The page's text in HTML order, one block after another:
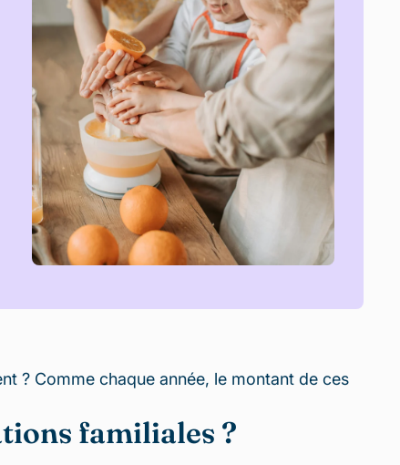
? Comme chaque année, le montant de ces
familiales ?